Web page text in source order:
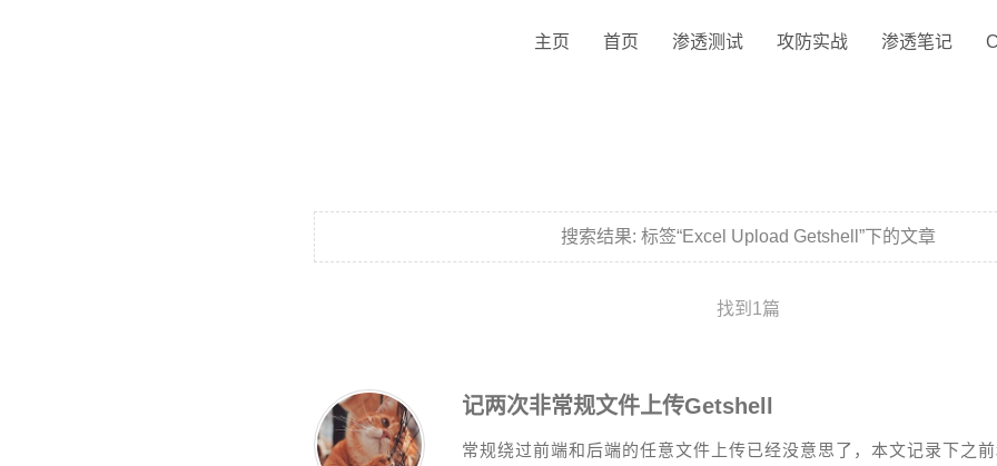
主页 首页 渗透测试 攻防实战 渗透笔记
搜索结果: 标签“Excel Upload Getshell”下的文章
找到1篇
记两次非常规文件上传Getshell
常规绕过前端和后端的任意文件上传已经没意思了，本文记录下之